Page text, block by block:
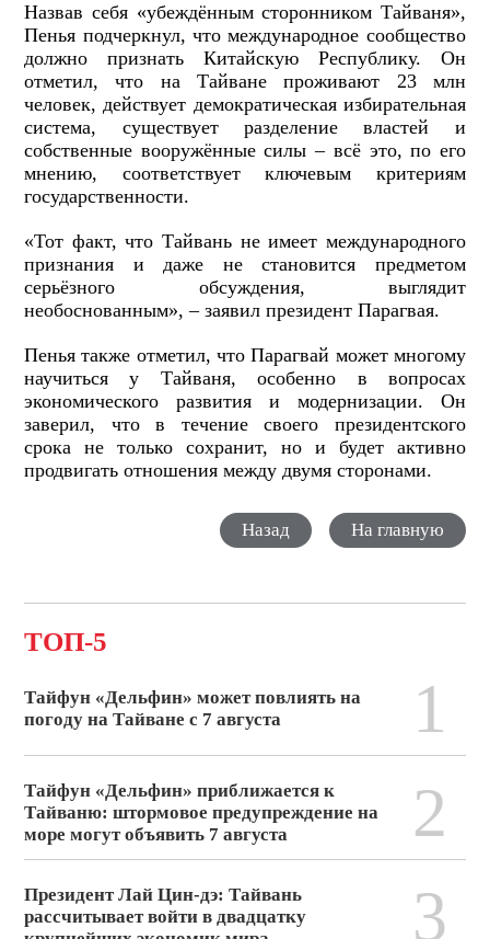
Назвав себя «убеждённым сторонником Тайваня»,
Пенья подчеркнул, что международное сообщество
должно признать Китайскую Республику. Он
отметил, что на Тайване проживают 23 млн
человек, действует демократическая избирательная
система, существует разделение властей и
собственные вооружённые силы – всё это, по его
мнению, соответствует ключевым критериям
государственности.
«Тот факт, что Тайвань не имеет международного
признания и даже не становится предметом
серьёзного обсуждения, выглядит
необоснованным», – заявил президент Парагвая.
Пенья также отметил, что Парагвай может многому
научиться у Тайваня, особенно в вопросах
экономического развития и модернизации. Он
заверил, что в течение своего президентского
срока не только сохранит, но и будет активно
продвигать отношения между двумя сторонами.
Назад На главную
ТОП-5
Тайфун «Дельфин» может повлиять на
погоду на Тайване с 7 августа
1
Тайфун «Дельфин» приближается к
Тайваню: штормовое предупреждение на
море могут объявить 7 августа
2
Президент Лай Цин-дэ: Тайвань
рассчитывает войти в двадцатку
3